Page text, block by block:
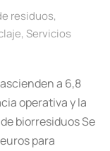
residuos,
, Servicios
a 6,8
operativa y la
biorresiduos Se
para